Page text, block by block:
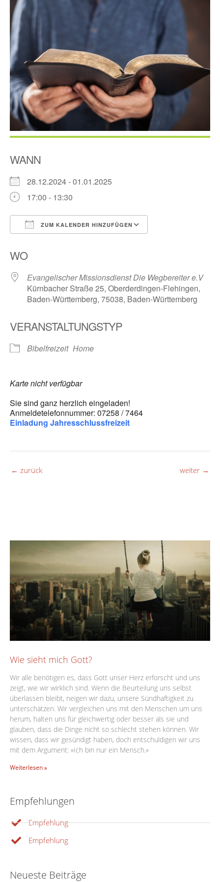
WANN
28.12.2024 - 01.01.2025
17:00 - 13:30
ZUM KALENDER HINZUFÜGEN
WO
Evangelischer Missionsdienst Die Wegbereiter e.V
Kürnbacher Straße 25, Oberderdingen-Flehingen,
Baden-Württemberg, 75038, Baden-Württemberg
VERANSTALTUNGSTYP
Bibelfreizeit Home
Karte nicht verfügbar
Sie sind ganz herzlich eingeladen!
Anmeldetelefonnummer: 07258 / 7464
Einladung Jahresschlussfreizeit
← zurück weiter →
Wie sieht mich Gott?
Wir alle benötigen es, dass Gott unser Herz erforscht und uns
zeigt, wie wir wirklich sind. Wenn die Beurteilung uns selbst
überlassen bleibt, neigen wir dazu, unsere Sündhaftigkeit zu
unterschätzen. Wir vergleichen uns mit den Menschen um uns
herum, halten uns für gleichwertig oder besser als sie und
glauben, dass die Dinge nicht so schlecht stehen können. Wir
wissen, dass wir gesündigt haben, doch entschuldigen wir uns
mit dem Argument: »Ich bin nur ein Mensch.«
Weiterlesen »
Empfehlungen
Empfehlung
Empfehlung
Neueste Beiträge